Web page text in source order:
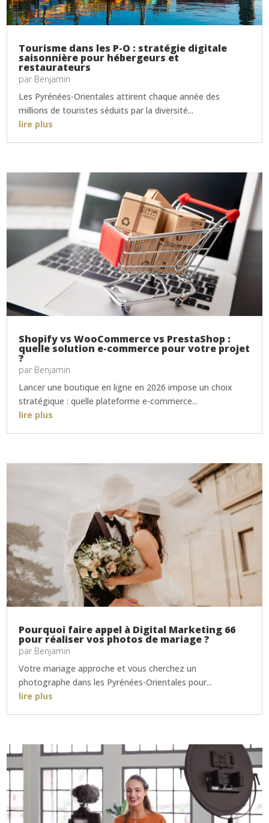
Tourisme dans les P-O : stratégie digitale
saisonnière pour hébergeurs et
restaurateurs
par Benjamin
Les Pyrénées-Orientales attirent chaque année des
millions de touristes séduits par la diversité...
lire plus
Shopify vs WooCommerce vs PrestaShop :
quelle solution e-commerce pour votre projet
?
par Benjamin
Lancer une boutique en ligne en 2026 impose un choix
stratégique : quelle plateforme e-commerce...
lire plus
Pourquoi faire appel à Digital Marketing 66
pour réaliser vos photos de mariage ?
par Benjamin
Votre mariage approche et vous cherchez un
photographe dans les Pyrénées-Orientales pour...
lire plus